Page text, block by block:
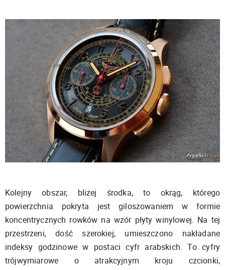
Kolejny obszar, bliżej środka, to okrąg, którego
powierzchnia pokryta jest giloszowaniem w formie
koncentrycznych rowków na wzór płyty winylowej. Na tej
przestrzeni, dość szerokiej, umieszczono nakładane
indeksy godzinowe w postaci cyfr arabskich. To cyfry
trójwymiarowe o atrakcyjnym kroju czcionki,